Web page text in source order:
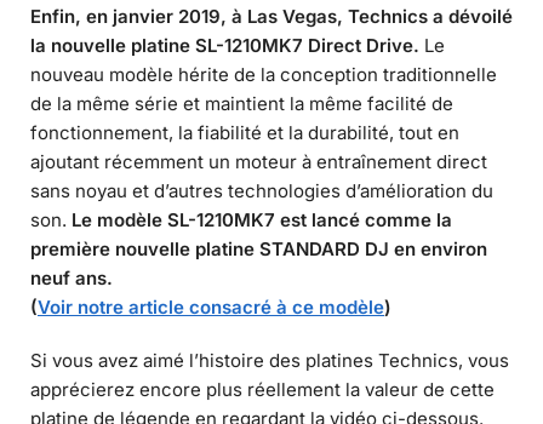
Enfin, en janvier 2019, à Las Vegas, Technics a dévoilé
la nouvelle platine SL-1210MK7 Direct Drive. Le
nouveau modèle hérite de la conception traditionnelle
de la même série et maintient la même facilité de
fonctionnement, la fiabilité et la durabilité, tout en
ajoutant récemment un moteur à entraînement direct
sans noyau et d’autres technologies d’amélioration du
son. Le modèle SL-1210MK7 est lancé comme la
première nouvelle platine STANDARD DJ en environ
neuf ans.
(Voir notre article consacré à ce modèle)
Si vous avez aimé l’histoire des platines Technics, vous
apprécierez encore plus réellement la valeur de cette
platine de légende en regardant la vidéo ci-dessous.